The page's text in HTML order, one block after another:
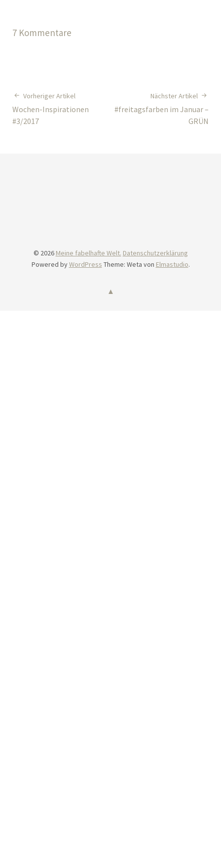
7 Kommentare
Vorheriger Artikel
Wochen-Inspirationen
#3/2017
Nächster Artikel
#freitagsfarben im Januar –
GRÜN
© 2026 Meine fabelhafte Welt. Datenschutzerklärung
Powered byWordPress Theme: Weta von Elmastudio.